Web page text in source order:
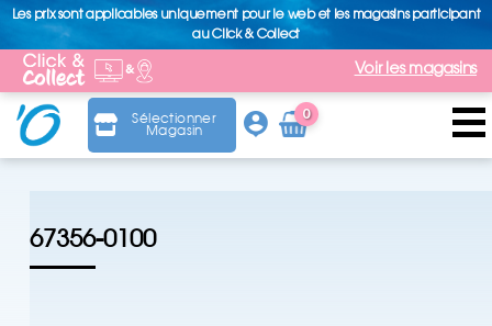
Les prix sont applicables uniquement pour le web et les magasins participant
au Click & Collect
Voir les magasins
Sélectionner
Magasin
0
Arti
cle
67356-0100